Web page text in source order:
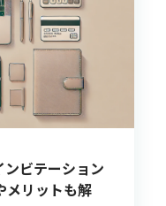
ビテーション
メリットも解